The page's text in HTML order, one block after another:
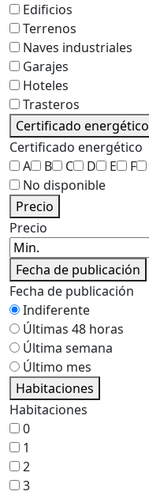
Edificios
Terrenos
Naves industriales
Garajes
Hoteles
Trasteros
Certificado energético
Certificado energético
A
B C D E F
No disponible
Precio
Precio
Fecha de publicación
Fecha de publicación
Indiferente
Últimas 48 horas
Última semana
Último mes
Habitaciones
Habitaciones
0
1
2
3